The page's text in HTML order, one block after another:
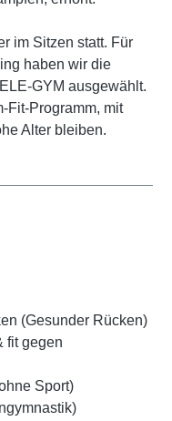
im Sitzen statt. Für
haben wir die
GYM ausgewählt.
Fit-Programm, mit
Alter bleiben.
(Gesunder Rücken)
fit gegen
Sport)